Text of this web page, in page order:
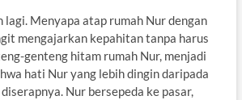
lagi. Menyapa atap rumah Nur dengan
mengajarkan kepahitan tanpa harus
genteng hitam rumah Nur, menjadi
hati Nur yang lebih dingin daripada
Nur bersepeda ke pasar,